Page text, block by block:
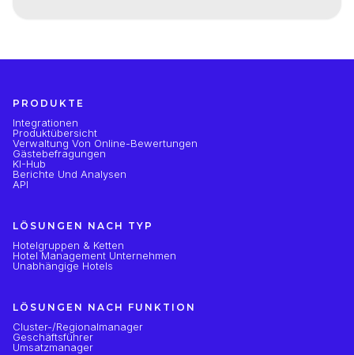
PRODUKTE
Integrationen
Produktübersicht
Verwaltung Von Online-Bewertungen
Gästebefragungen
KI-Hub
Berichte Und Analysen
API
LÖSUNGEN NACH TYP
Hotelgruppen & Ketten
Hotel Management Unternehmen
Unabhängige Hotels
LÖSUNGEN NACH FUNKTION
Cluster-/Regionalmanager
Geschäftsführer
Umsatzmanager